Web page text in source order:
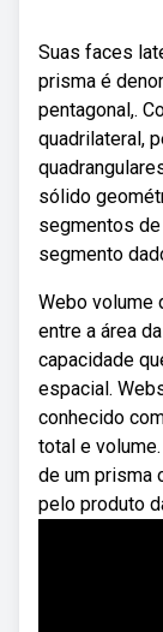
Suas faces
prisma é
pentagonal,.
quadrilateral,
sólido
segmentos
segmento
Webo volume
entre a área
capacidade
espacial.
conhecido
total e
de um prisma
pelo produto